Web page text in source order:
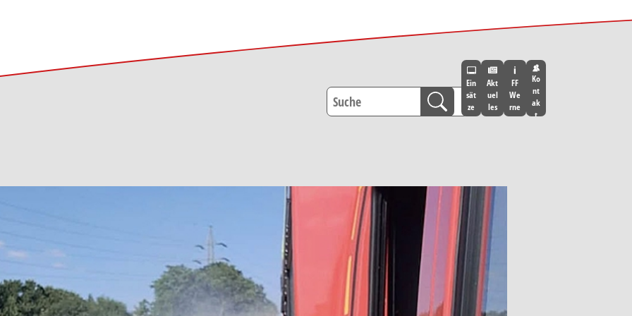
Ein
sät
ze
Akt
uel
les
FF
We
rne
Ko
nt
ak
t